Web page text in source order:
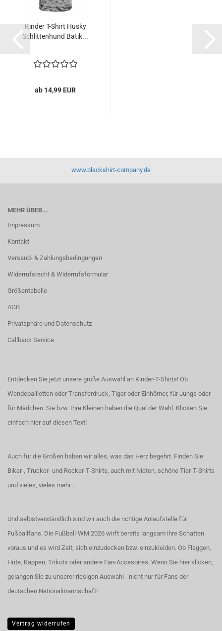
Kinder T-Shirt Husky
Schlittenhund Batik...
ab 14,99 EUR
www.blackshirt-company.de
MEHR ÜBER...
Impressum
Kontakt
Versand- & Zahlungsbedingungen
Widerrufsrecht & Widerrufsformular
Größentabelle
AGB
Privatsphäre und Datenschutz
Callback Service
Entdecken Sie jetzt unsere große Auswahl an Kinder-T-Shirts! Ob
Wendepailletten oder Transferdruck, Tiger oder Einhörner, für Jungs oder
für Mädchen: Sie bzw. Ihre Kleinen haben die Qual der Wahl. Klicken Sie
einfach hier auf diesen Text!
Auch für die Großen haben wir alles, was das Herz begehrt. Finden Sie
Biker-, Trucker- und Rocker-T-Shirts, auch mit Nieten, schöne Tier-T-Shirts
und vieles, vieles mehr...
Und selbstverständlich sind wir auch die richtige Anlaufstelle für
Fußballfans. Die Fußball-WM 2026 wirft bereits langsam ihre Schatten
voraus und es wird Zeit, sich einzudecken bzw. einzukleiden. Ob Flaggen,
Hüte, Kappen, Trikots oder andere Fan-Accesoires: Wenn Sie hier klicken,
gelangen Sie zu unserer riesigen Auswahl - nicht nur für Fans der
deutschen Nationalmannschaft!
Vertrag widerrufen